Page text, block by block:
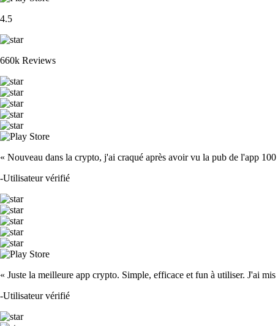
4.5
660k Reviews
« Nouveau dans la crypto, j'ai craqué après avoir vu la pub de l'app
-Utilisateur vérifié
« Juste la meilleure app crypto. Simple, efficace et fun à utiliser. J'ai
-Utilisateur vérifié